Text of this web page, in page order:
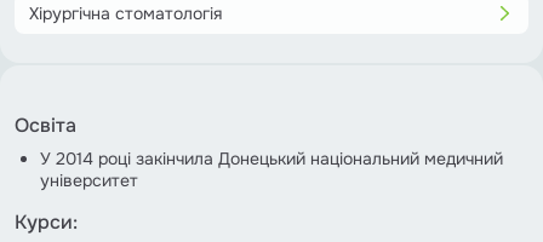
Хірургічна стоматологія
Освіта
У 2014 році закінчила Донецький національний медичний
університет
Курси: